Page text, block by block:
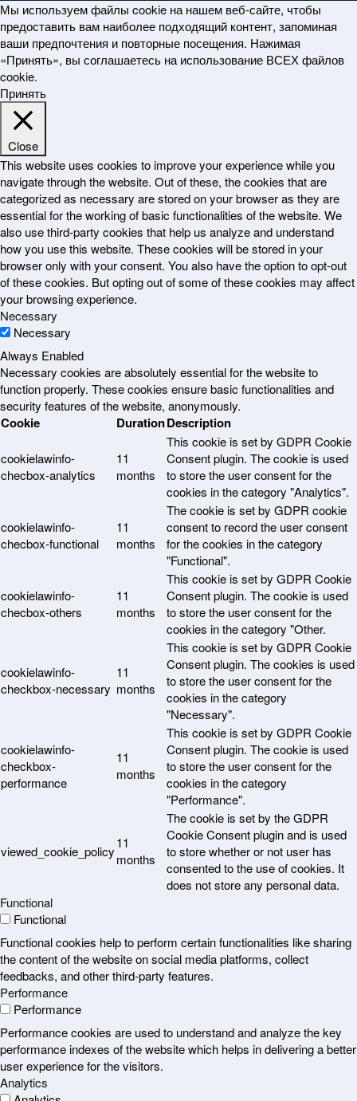
Мы используем файлы cookie на нашем веб-сайте, чтобы
предоставить вам наиболее подходящий контент, запоминая
ваши предпочтения и повторные посещения. Нажимая
«Принять», вы соглашаетесь на использование ВСЕХ файлов
cookie.
Принять
Close
This website uses cookies to improve your experience while you
navigate through the website. Out of these, the cookies that are
categorized as necessary are stored on your browser as they are
essential for the working of basic functionalities of the website. We
also use third-party cookies that help us analyze and understand
how you use this website. These cookies will be stored in your
browser only with your consent. You also have the option to opt-out
of these cookies. But opting out of some of these cookies may affect
your browsing experience.
Necessary
Necessary
Always Enabled
Necessary cookies are absolutely essential for the website to
function properly. These cookies ensure basic functionalities and
security features of the website, anonymously.
Cookie DurationDescription
cookielawinfo-
checbox-analytics
11
months
This cookie is set by GDPR Cookie
Consent plugin. The cookie is used
to store the user consent for the
cookies in the category "Analytics".
cookielawinfo-
checbox-functional
11
months
The cookie is set by GDPR cookie
consent to record the user consent
for the cookies in the category
"Functional".
cookielawinfo-
checbox-others
11
months
This cookie is set by GDPR Cookie
Consent plugin. The cookie is used
to store the user consent for the
cookies in the category "Other.
cookielawinfo-
checkbox-necessary
11
months
This cookie is set by GDPR Cookie
Consent plugin. The cookies is used
to store the user consent for the
cookies in the category
"Necessary".
cookielawinfo-
checkbox-
performance
11
months
This cookie is set by GDPR Cookie
Consent plugin. The cookie is used
to store the user consent for the
cookies in the category
"Performance".
viewed_cookie_policy
11
months
The cookie is set by the GDPR
Cookie Consent plugin and is used
to store whether or not user has
consented to the use of cookies. It
does not store any personal data.
Functional
Functional
Functional cookies help to perform certain functionalities like sharing
the content of the website on social media platforms, collect
feedbacks, and other third-party features.
Performance
Performance
Performance cookies are used to understand and analyze the key
performance indexes of the website which helps in delivering a better
user experience for the visitors.
Analytics